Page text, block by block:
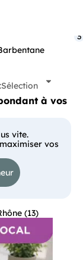
3
Sélection
à vos
vite.
vos
(13)